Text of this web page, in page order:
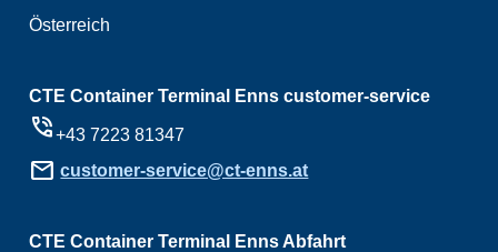
Österreich
CTE Container Terminal Enns customer-service
phone_in_talk+43 7223 81347
mail customer-service@ct-enns.at
CTE Container Terminal Enns Abfahrt